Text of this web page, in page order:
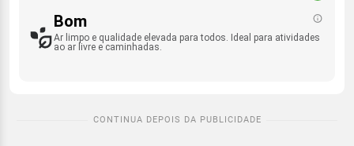
Bom
Ar limpo e qualidade elevada para todos. Ideal para atividades
ao ar livre e caminhadas.